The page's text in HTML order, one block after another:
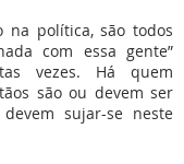
na política, são todos
com essa gente”
vezes. Há quem
são ou devem ser
sujar-se neste